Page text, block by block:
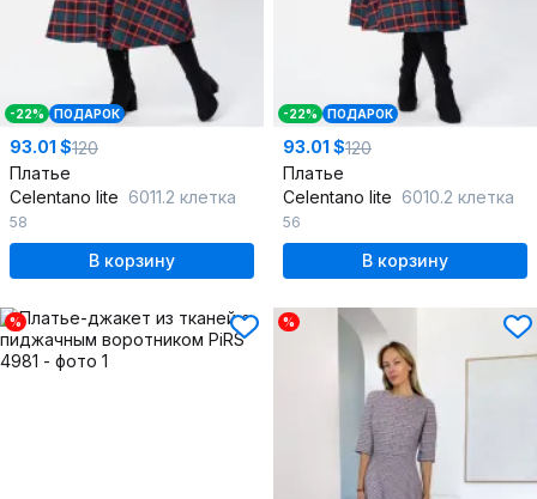
-22% ПОДАРОК
93.01 $120
Платье
Celentano lite 6011.2 клетка
58
В корзину
-22% ПОДАРОК
93.01 $120
Платье
Celentano lite 6010.2 клетка
56
В корзину
% %